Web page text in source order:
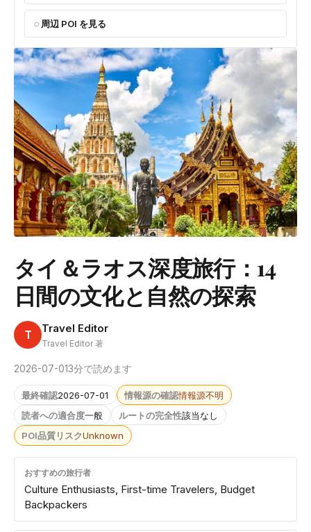
周辺 POI を見る
タイ＆ラオス深度旅行：14
日間の文化と自然の探索
T Travel Editor
Travel Editor 著
2026-07-013分で読めます
最終確認2026-07-01 情報源の確認情報源不明
読者への適合度一般 ルートの完全性該当なし
POI品質リスクUnknown
おすすめの旅行者
Culture Enthusiasts, First-time Travelers, Budget
Backpackers